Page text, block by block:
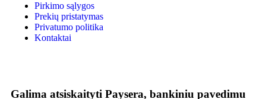
Pirkimo sąlygos
Prekių pristatymas
Privatumo politika
Kontaktai
Galima atsiskaityti Paysera, bankiniu pavedimu